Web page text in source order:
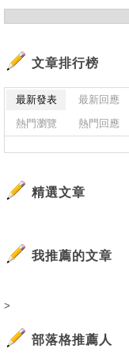
文章排行榜
最新發表 最新回應
熱門瀏覽
熱門回應
精選文章
我推薦的文章
>
部落格推薦人